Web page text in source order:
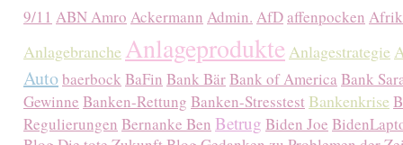
9/11 ABN Amro Ackermann Admin. AfDaffenpocken
Anlagebranche Anlageprodukte Anlagestrategie
Autobaerbock BaFin Bank BärBank of America Bank
Gewinne Banken-Rettung Banken-Stresstest Bankenkrise
Regulierungen Bernanke Ben Betrug Biden Joe